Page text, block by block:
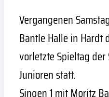
Vergangenen
Bantle Halle in Hardt
vorletzte Spieltag der
Junioren statt.
Singen 1 mit Moritz